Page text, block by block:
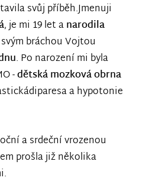
svůj příběh.Jmenuji
, je mi 19 let anarodila
bráchou Vojtou
. Po narození mi byla
-dětská mozková obrna
a hypotonie
a srdeční vrozenou
prošla již několika